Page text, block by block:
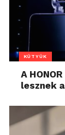
KÜTYÜK
A
lesznek